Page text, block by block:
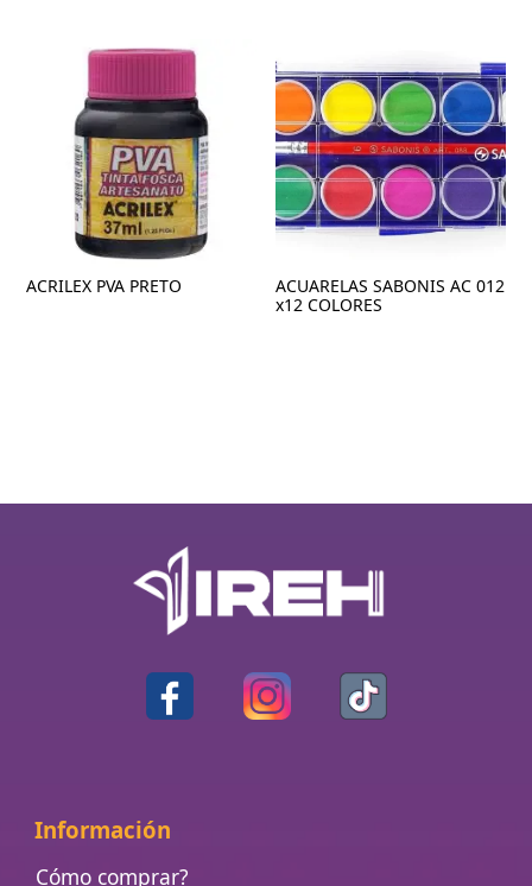
ACRILEX PVA PRETO
ACUARELAS SABONIS AC 012
x12 COLORES
Información
Cómo comprar?